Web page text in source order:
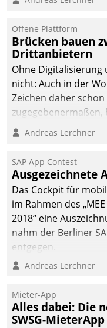
Offene Plattform
Brücken bauen
Drittanbietern
Ohne
nicht: Auch in der
Zeichen daher
Branchen.
Andreas Lerchner
SAP App Contest
Ausgezeichnete
Das Cockpit für
im Rahmen des
2018“ eine
nahm der Berliner
entgegen.
Andreas Lerchner
Mieter-App
Alles dabei: Die
SWSG-MieterApp